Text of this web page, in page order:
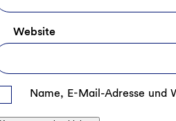
Website
Name, E-Mail-Adresse und